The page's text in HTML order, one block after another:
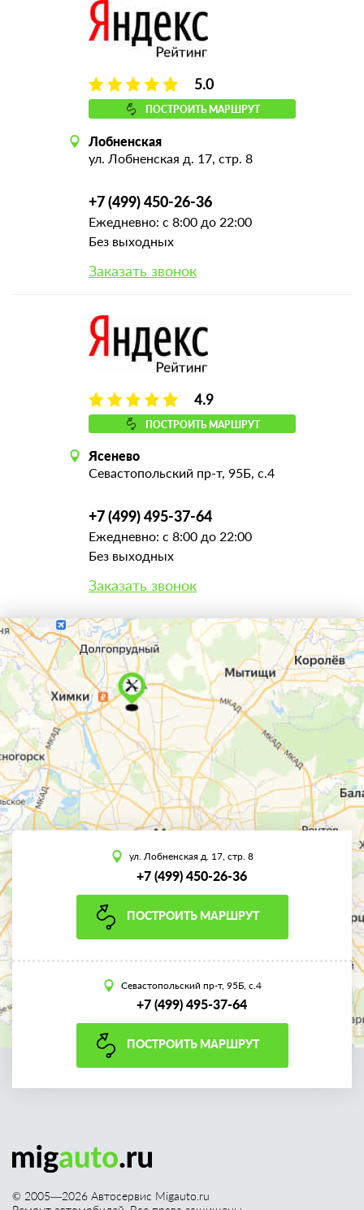
5.0
ПОСТРОИТЬ МАРШРУТ
Лобненская
ул. Лобненская д. 17, стр. 8
+7 (499) 450-26-36
Ежедневно: с 8:00 до 22:00
Без выходных
Заказать звонок
4.9
ПОСТРОИТЬ МАРШРУТ
Ясенево
Севастопольский пр-т, 95Б, с.4
+7 (499) 495-37-64
Ежедневно: с 8:00 до 22:00
Без выходных
Заказать звонок
ул. Лобненская д. 17, стр. 8
+7 (499) 450-26-36
ПОСТРОИТЬ МАРШРУТ
Севастопольский пр-т, 95Б, с.4
+7 (499) 495-37-64
ПОСТРОИТЬ МАРШРУТ
© 2005—2026 Автосервис Migauto.ru